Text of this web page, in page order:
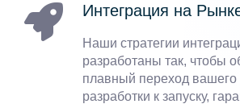
Интеграция на
Наши стратегии
разработаны так, чтобы
плавный переход вашего
разработки к запуску,